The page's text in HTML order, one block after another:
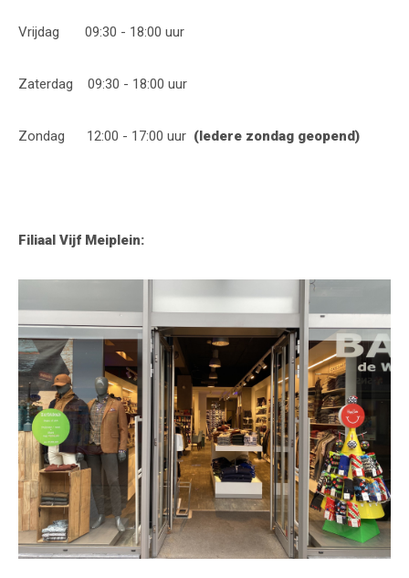
Vrijdag 09:30 - 18:00 uur
Zaterdag 09:30 - 18:00 uur
Zondag 12:00 - 17:00 uur (Iedere zondag geopend)
Filiaal Vijf Meiplein: